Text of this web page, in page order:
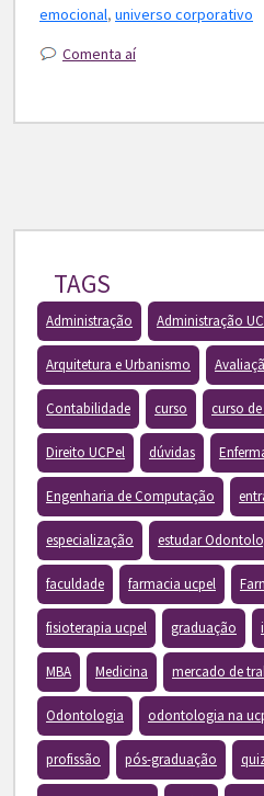
emocional, universo corporativo
Comenta aí
TAGS
Administração Administração
Arquitetura e Urbanismo
Contabilidade curso curso
Direito UCPel dúvidas
Engenharia de Computação
especialização estudar
faculdade farmacia ucpel
fisioterapia ucpel graduação
MBA Medicina mercado de
Odontologia odontologia na
profissão pós-graduação